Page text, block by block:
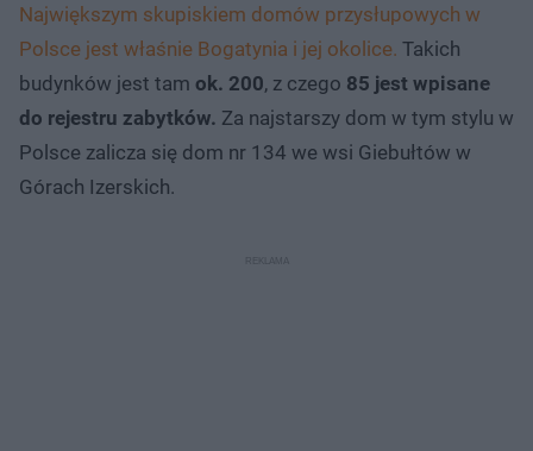
Największym skupiskiem domów przysłupowych w
Polsce jest właśnie Bogatynia i jej okolice. Takich
budynków jest tam ok. 200, z czego 85 jest wpisane
do rejestru zabytków. Za najstarszy dom w tym stylu w
Polsce zalicza się dom nr 134 we wsi Giebułtów w
Górach Izerskich.